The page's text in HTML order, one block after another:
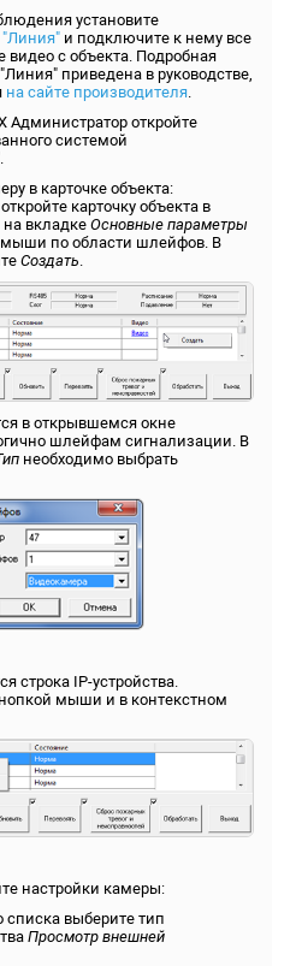
установите
"Линия" и подключите к нему все
с объекта. Подробная
приведена в руководстве,
на сайте производителя.
Администратор откройте
системой
в карточке объекта:
карточку объекта в
на вкладке Основные параметры
по области шлейфов. В
Создать.
в открывшемся окне
шлейфам сигнализации. В
необходимо выбрать
строка IP-устройства.
мыши и в контекстном
настройки камеры:
выберите тип
Просмотр внешней